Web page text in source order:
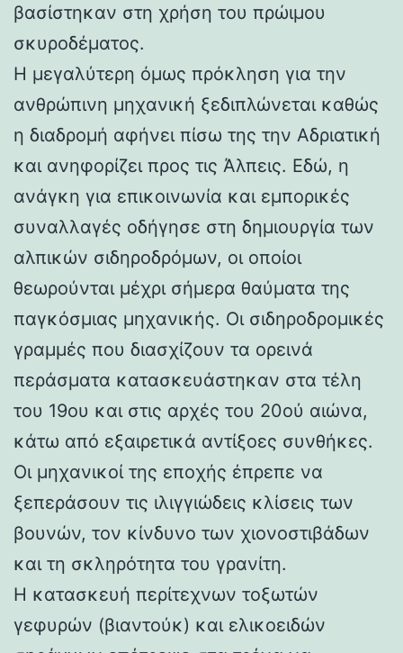
βασίστηκαν στη χρήση του πρώιμου
σκυροδέματος.
Η μεγαλύτερη όμως πρόκληση για την
ανθρώπινη μηχανική ξεδιπλώνεται καθώς
η διαδρομή αφήνει πίσω της την Αδριατική
και ανηφορίζει προς τις Άλπεις. Εδώ, η
ανάγκη για επικοινωνία και εμπορικές
συναλλαγές οδήγησε στη δημιουργία των
αλπικών σιδηροδρόμων, οι οποίοι
θεωρούνται μέχρι σήμερα θαύματα της
παγκόσμιας μηχανικής. Οι σιδηροδρομικές
γραμμές που διασχίζουν τα ορεινά
περάσματα κατασκευάστηκαν στα τέλη
του 19ου και στις αρχές του 20ού αιώνα,
κάτω από εξαιρετικά αντίξοες συνθήκες.
Οι μηχανικοί της εποχής έπρεπε να
ξεπεράσουν τις ιλιγγιώδεις κλίσεις των
βουνών, τον κίνδυνο των χιονοστιβάδων
και τη σκληρότητα του γρανίτη.
Η κατασκευή περίτεχνων τοξωτών
γεφυρών (βιαντούκ) και ελικοειδών